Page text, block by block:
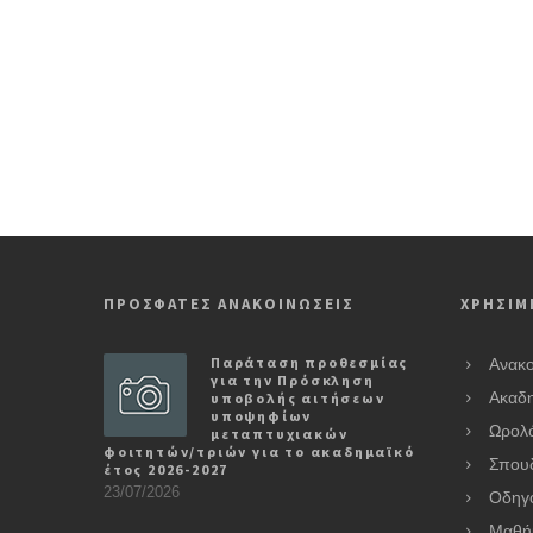
ΠΡΟΣΦΑΤΕΣ ΑΝΑΚΟΙΝΩΣΕΙΣ
Παράταση προθεσμίας
για την Πρόσκληση
υποβολής αιτήσεων
υποψηφίων
μεταπτυχιακών
φοιτητών/τριών για το ακαδημαϊκό
έτος 2026-2027
23/07/2026